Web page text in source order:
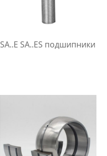
SA..E SA..ES подшипники